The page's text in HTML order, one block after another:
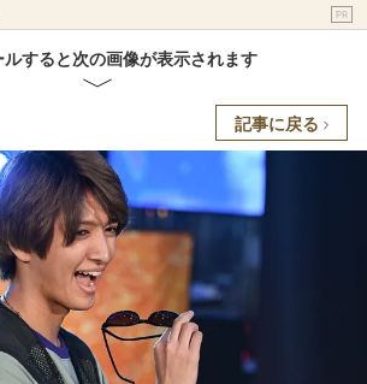
PR
ルすると次の画像が表示されます
記事に戻る